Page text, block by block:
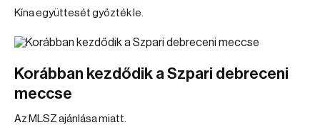
Kína együttesét győzték le.
Korábban kezdődik a Szpari debreceni
meccse
Az MLSZ ajánlása miatt.